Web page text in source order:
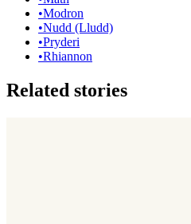
•Modron
•Nudd (Lludd)
•Pryderi
•Rhiannon
Related stories